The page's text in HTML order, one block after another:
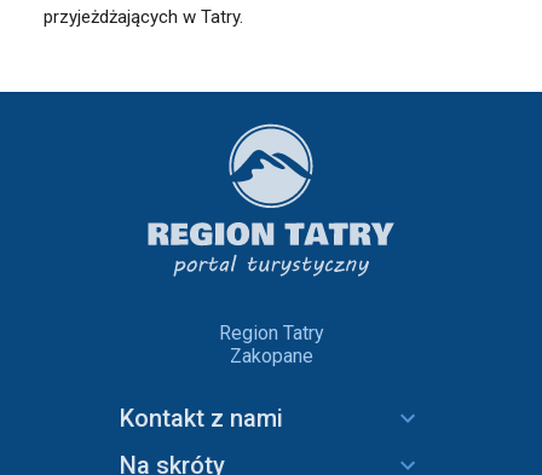
przyjeżdżających w Tatry.
Region Tatry
Zakopane
Kontakt z nami
Na skróty